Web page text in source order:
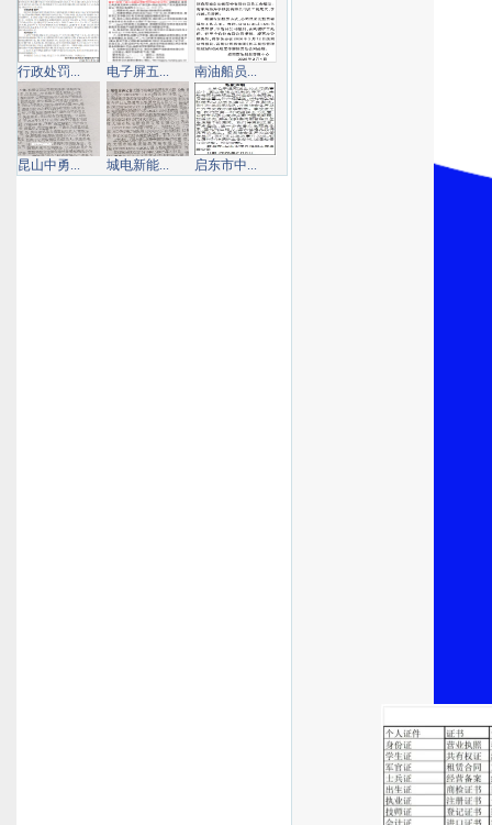
行政处罚... 电子屏五... 南油船员...
昆山中勇... 城电新能... 启东市中...